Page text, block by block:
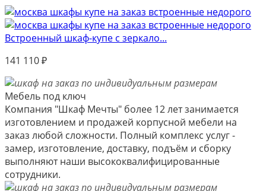
Встроенный шкаф-купе c зеркало...
141 110₽
Мебель под ключ
Компания "Шкаф Мечты" более 12 лет занимается
изготовлением и продажей корпусной мебели на
заказ любой сложности. Полный комплекс услуг -
замер, изготовление, доставку, подъём и сборку
выполняют наши высококвалифицированные
сотрудники.